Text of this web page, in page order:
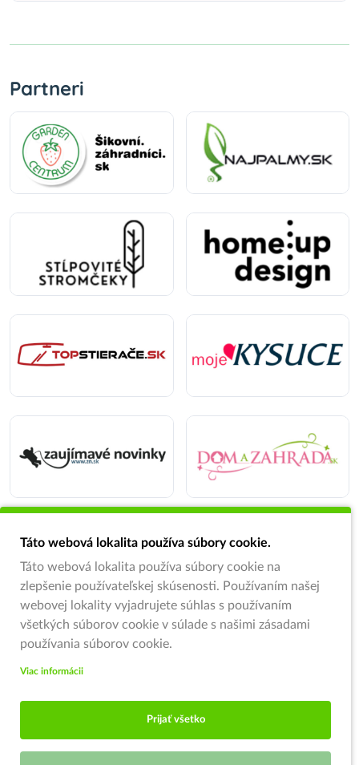
Partneri
Táto webová lokalita používa súbory cookie.
Táto webová lokalita používa súbory cookie na
zlepšenie používateľskej skúsenosti. Používaním našej
webovej lokality vyjadrujete súhlas s používaním
všetkých súborov cookie v súlade s našimi zásadami
používania súborov cookie.
Viac informácii
Prijať všetko